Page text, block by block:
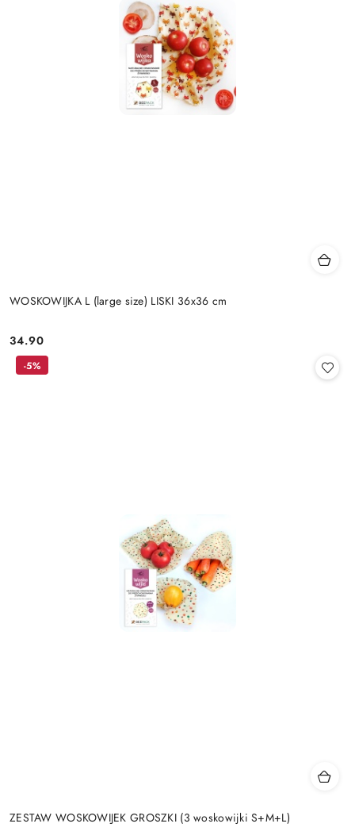
WOSKOWIJKA L (large size) LISKI 36x36 cm
Cena:
34.90
ZESTAW WOSKOWIJEK GROSZKI (3 woskowijki S+M+L)
-5%